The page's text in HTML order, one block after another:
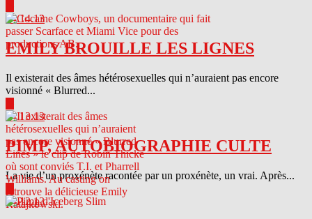
04.14.13
EMILY BROUILLE LES LIGNES
Il existerait des âmes hétérosexuelles qui n’auraient pas encore
visionné « Blurred...
04.13.13
PIMP, AUTOBIOGRAPHIE CULTE
La vie d’un proxénète racontée par un proxénète, un vrai. Après...
04.12.13